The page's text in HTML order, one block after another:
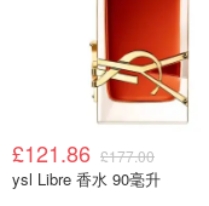
£121.86 £177.00
ysl Libre 香水 90毫升